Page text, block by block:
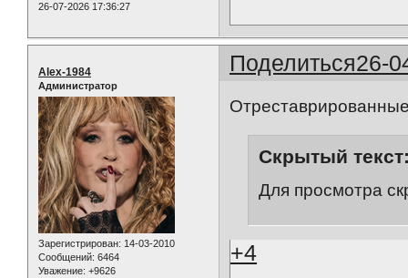
26-07-2026 17:36:27
Поделиться26-
Alex-1984
Администратор
Зарегистрирован: 14-03-2010
Сообщений: 6464
Уважение: +9626
Скрытый
Для просмотра
+4